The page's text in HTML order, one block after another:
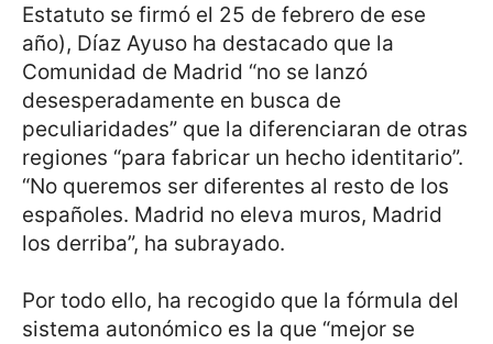
Estatuto se firmó el 25 de febrero de ese
año), Díaz Ayuso ha destacado que la
Comunidad de Madrid “no se lanzó
desesperadamente en busca de
peculiaridades” que la diferenciaran de otras
regiones “para fabricar un hecho identitario”.
“No queremos ser diferentes al resto de los
españoles. Madrid no eleva muros, Madrid
los derriba”, ha subrayado.
Por todo ello, ha recogido que la fórmula del
sistema autonómico es la que “mejor se